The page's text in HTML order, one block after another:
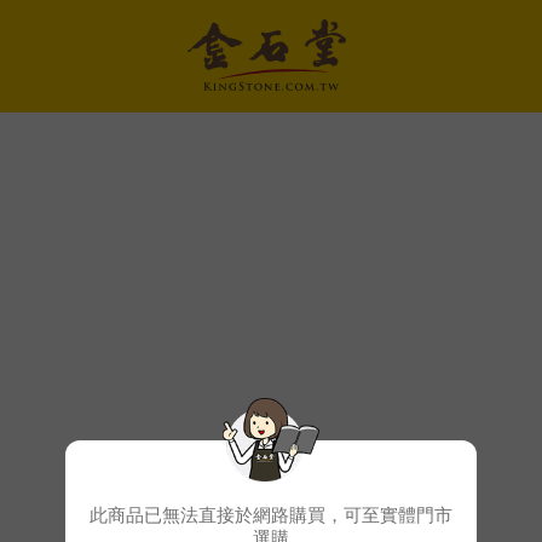
此商品已無法直接於網路購買，可至實體門市
選購